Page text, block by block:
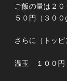
ご飯の量は２
５０円（３００
さらに（トッ
温玉 １００